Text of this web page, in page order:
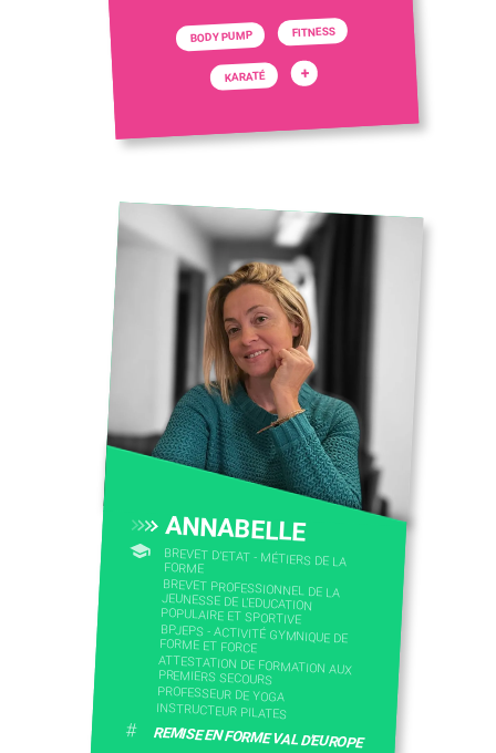
BODY PUMP FITNESS
KARATÉ +
ANNABELLE
BREVET D'ETAT - MÉTIERS DE LA
FORME
BREVET PROFESSIONNEL DE LA
JEUNESSE DE L'EDUCATION
POPULAIRE ET SPORTIVE
BPJEPS - ACTIVITÉ GYMNIQUE DE
FORME ET FORCE
ATTESTATION DE FORMATION AUX
PREMIERS SECOURS
PROFESSEUR DE YOGA
INSTRUCTEUR PILATES
# REMISE EN FORME VAL D'EUROPE